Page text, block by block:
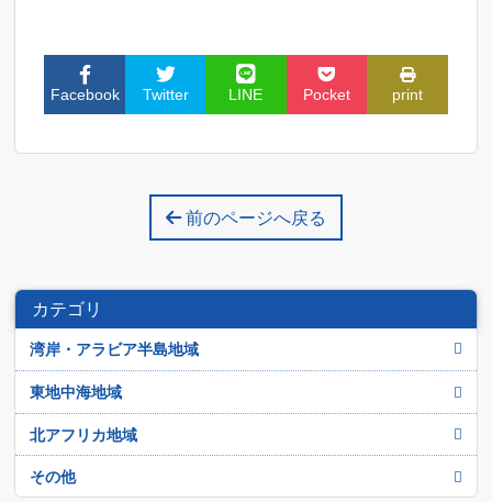
Facebook Twitter LINE Pocket print
前のページへ戻る
カテゴリ
湾岸・アラビア半島地域
アラブ首長国連邦
イエメン
イラク
東地中海地域
イスラエル
シリア
北アフリカ地域
アルジェリア
その他